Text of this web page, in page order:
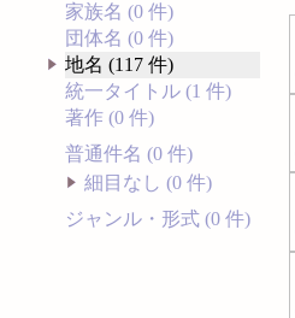
家族名 (0 件)
団体名 (0 件)
地名 (117 件)
統一タイトル (1 件)
著作 (0 件)
普通件名 (0 件)
細目なし (0 件)
ジャンル・形式 (0 件)